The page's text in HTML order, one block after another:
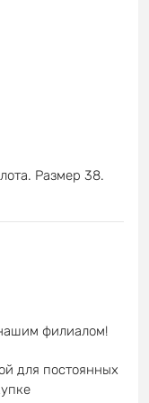
Размер 38.
филиалом!
для постоянных